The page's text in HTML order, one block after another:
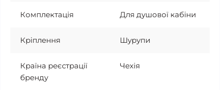
Комплектація Для душової кабіни
Кріплення Шурупи
Країна реєстрації
бренду
Чехія